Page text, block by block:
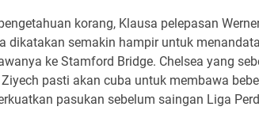
korang, Klausa pelepasan
dikatakan semakin hampir untuk
ke Stamford Bridge. Chelsea yang
pasti akan cuba untuk membawa
pasukan sebelum saingan Liga